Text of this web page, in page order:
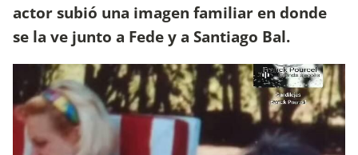
actor subió una imagen familiar en donde
se la ve junto a Fede y a Santiago Bal.